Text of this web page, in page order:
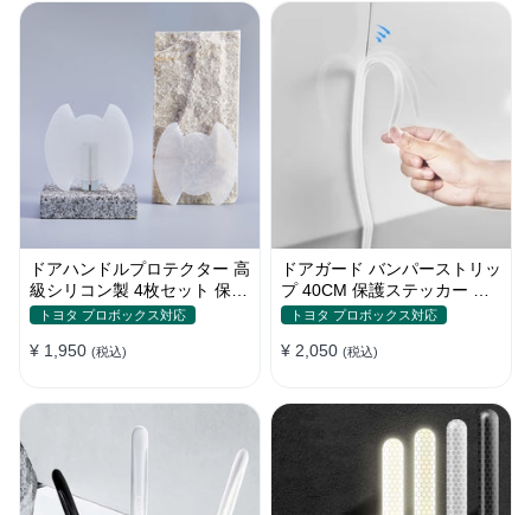
ドアハンドルプロテクター 高
級シリコン製 4枚セット 保護
フィルム キズ防止 全車種
トヨタ プロボックス対応
¥ 1,950 (税込)
ドアガード バンパーストリッ
プ 40CM 保護ステッカー キ
ズ防止 プロテクターシール
トヨタ プロボックス対応
¥ 2,050 (税込)